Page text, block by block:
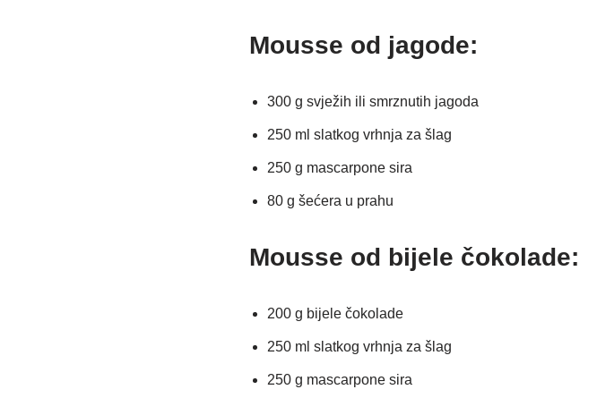
Mousse od jagode:
300 g svježih ili smrznutih jagoda
250 ml slatkog vrhnja za šlag
250 g mascarpone sira
80 g šećera u prahu
Mousse od bijele čokolade:
200 g bijele čokolade
250 ml slatkog vrhnja za šlag
250 g mascarpone sira